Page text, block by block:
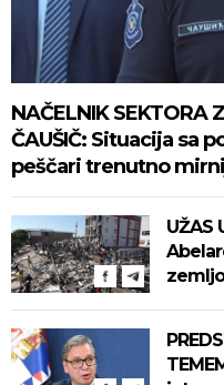
NAČELNIK SEKTORA
ČAUŠIČ: Situacija sa
peščari trenutno
UŽAS